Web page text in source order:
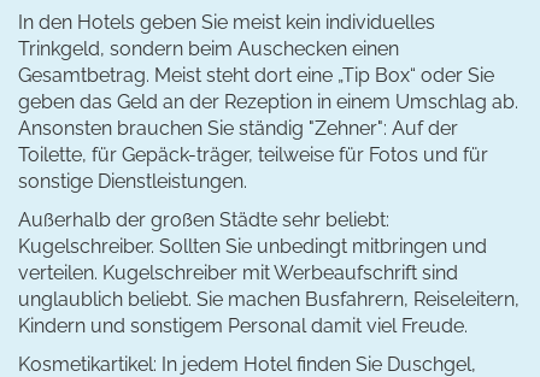
In den Hotels geben Sie meist kein individuelles
Trinkgeld, sondern beim Auschecken einen
Gesamtbetrag. Meist steht dort eine „Tip Box“ oder Sie
geben das Geld an der Rezeption in einem Umschlag ab.
Ansonsten brauchen Sie ständig "Zehner": Auf der
Toilette, für Gepäck-träger, teilweise für Fotos und für
sonstige Dienstleistungen.
Außerhalb der großen Städte sehr beliebt:
Kugelschreiber. Sollten Sie unbedingt mitbringen und
verteilen. Kugelschreiber mit Werbeaufschrift sind
unglaublich beliebt. Sie machen Busfahrern, Reiseleitern,
Kindern und sonstigem Personal damit viel Freude.
Kosmetikartikel: In jedem Hotel finden Sie Duschgel,